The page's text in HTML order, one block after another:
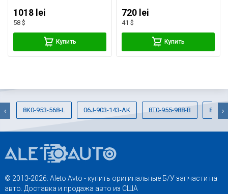
1018 lei
58 $
Купить
720 lei
41 $
Купить
8K0-953-568-L 06J-903-143-AK 8T0-955-988-B
‹ ›
© 2013-2026. Aleto Avto - купить оригинальные Б/У запчасти на
авто. Доставка и продажа авто из США